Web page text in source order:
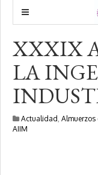
XXXIX
LA
Actualidad , Almuerzos
AIIM